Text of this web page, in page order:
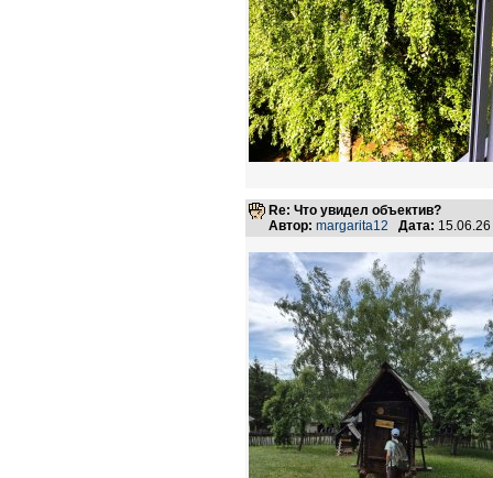
Re: Что увидел объектив?
Автор: margarita12 Дата: